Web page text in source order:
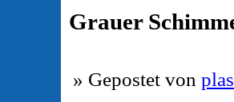
Grauer
» Gepostet von